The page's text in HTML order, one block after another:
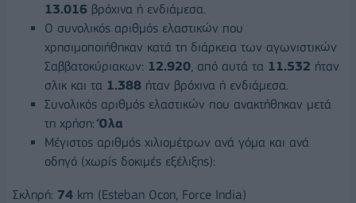
13.016 βρόχινα ή ενδιάμεσα.
Ο συνολικός αριθμός ελαστικών που
χρησιμοποιήθηκαν κατά τη διάρκεια των αγωνιστικών
Σαββατοκύριακων: 12.920, από αυτά τα 11.532 ήταν
σλικ και τα 1.388 ήταν βρόχινα ή ενδιάμεσα.
Συνολικός αριθμός ελαστικών που ανακτήθηκαν μετά
τη χρήση:Όλα
Μέγιστος αριθμός χιλιομέτρων ανά γόμα και ανά
οδηγό (χωρίς δοκιμές εξέλιξης):
Σκληρή: 74 km (Esteban Ocon, Force India)